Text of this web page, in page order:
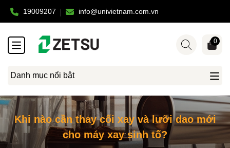
19009207 info@univietnam.com.vn
Danh mục nổi bật
0
Khi nào cần thay cối xay và lưỡi dao mới
cho máy xay sinh tố?